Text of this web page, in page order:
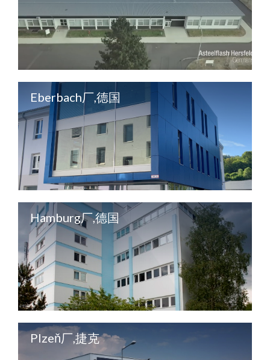
Eberbach厂,德国
Hamburg厂,德国
Plzeň厂,捷克